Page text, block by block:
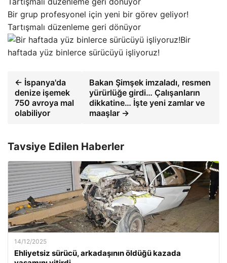
Bir grup profesyonel için yeni bir görev geliyor!
Tartışmalı düzenleme geri dönüyor
Bir
haftada yüz binlerce sürücüyü işliyoruz!
← İspanya'da
denize işemek
750 avroya mal
olabiliyor
Bakan Şimşek imzaladı, resmen
yürürlüğe girdi… Çalışanların
dikkatine… İşte yeni zamlar ve
maaşlar →
Tavsiye Edilen Haberler
14/12/2025
Ehliyetsiz sürücü, arkadaşının öldüğü kazada